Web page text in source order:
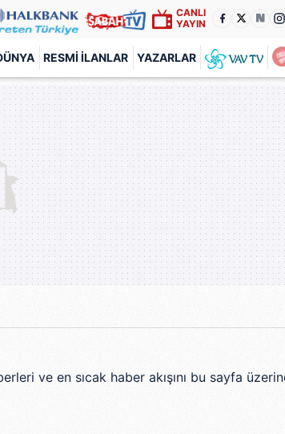
CANLI
YAYIN
RESMI İLANLAR YAZARLAR
ve en sıcak haber akışını bu sayfa